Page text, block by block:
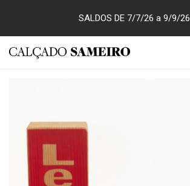
SALDOS DE 7/7/26 a 9/9/26